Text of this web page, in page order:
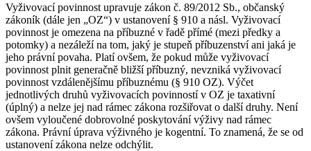
Vyživovací povinnost upravuje zákon č. 89/2012 Sb., občanský
zákoník (dále jen „OZ“) v ustanovení § 910 a násl. Vyživovací
povinnost je omezena na příbuzné v řadě přímé (mezi předky a
potomky) a nezáleží na tom, jaký je stupeň příbuzenství ani jaká je
jeho právní povaha. Platí ovšem, že pokud může vyživovací
povinnost plnit generačně bližší příbuzný, nevzniká vyživovací
povinnost vzdálenějšímu příbuznému (§ 910 OZ). Výčet
jednotlivých druhů vyživovacích povinností v OZ je taxativní
(úplný) a nelze jej nad rámec zákona rozšiřovat o další druhy. Není
ovšem vyloučené dobrovolné poskytování výživy nad rámec
zákona. Právní úprava výživného je kogentní. To znamená, že se od
ustanovení zákona nelze odchýlit.